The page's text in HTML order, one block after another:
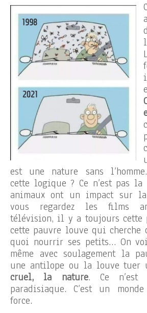
est une nature sans
cette logique ? Ce n’est pas la
animaux ont un impact sur la
vous regardez les films
télévision, il y a toujours cette
cette pauvre louve qui cherche
quoi nourrir ses petits… On
même avec soulagement la
une antilope ou la louve tuer
cruel, la nature. Ce n’est
paradisiaque. C’est un
force.